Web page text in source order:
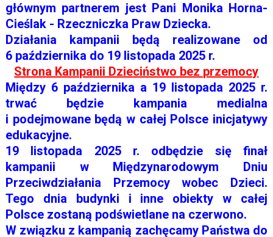
głównym partnerem jest Pani Monika Horna-
Cieślak - Rzeczniczka Praw Dziecka.
Działania kampanii będą realizowane od
6 października do 19 listopada 2025 r.
Strona Kampanii Dzieciństwo bez przemocy
Między 6 października a 19 listopada 2025 r.
trwać będzie kampania medialna
i podejmowane będą w całej Polsce inicjatywy
edukacyjne.
19 listopada 2025 r. odbędzie się finał
kampanii w Międzynarodowym Dniu
Przeciwdziałania Przemocy wobec Dzieci.
Tego dnia budynki i inne obiekty w całej
Polsce zostaną podświetlane na czerwono.
W związku z kampanią zachęcamy Państwa do